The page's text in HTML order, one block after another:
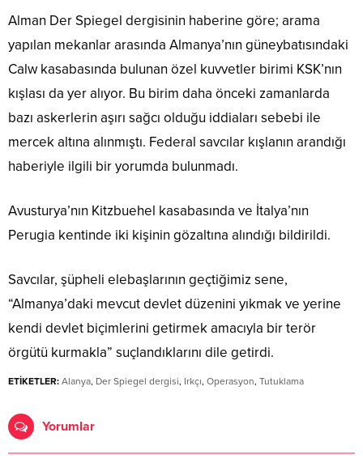
Alman Der Spiegel dergisinin haberine göre; arama
yapılan mekanlar arasında Almanya’nın güneybatısındaki
Calw kasabasında bulunan özel kuvvetler birimi KSK’nın
kışlası da yer alıyor. Bu birim daha önceki zamanlarda
bazı askerlerin aşırı sağcı olduğu iddiaları sebebi ile
mercek altına alınmıştı. Federal savcılar kışlanın arandığı
haberiyle ilgili bir yorumda bulunmadı.
Avusturya’nın Kitzbuehel kasabasında ve İtalya’nın
Perugia kentinde iki kişinin gözaltına alındığı bildirildi.
Savcılar, şüpheli elebaşlarının geçtiğimiz sene,
“Almanya’daki mevcut devlet düzenini yıkmak ve yerine
kendi devlet biçimlerini getirmek amacıyla bir terör
örgütü kurmakla” suçlandıklarını dile getirdi.
ETİKETLER: Alanya, Der Spiegel dergisi, Irkçı, Operasyon, Tutuklama
Yorumlar